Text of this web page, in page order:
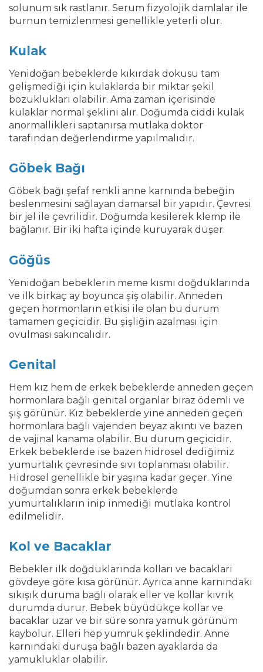
solunum sık rastlanır. Serum fizyolojik damlalar ile
burnun temizlenmesi genellikle yeterli olur.
Kulak
Yenidoğan bebeklerde kıkırdak dokusu tam
gelişmediği için kulaklarda bir miktar şekil
bozuklukları olabilir. Ama zaman içerisinde
kulaklar normal şeklini alır. Doğumda ciddi kulak
anormallikleri saptanırsa mutlaka doktor
tarafından değerlendirme yapılmalıdır.
Göbek Bağı
Göbek bağı şefaf renkli anne karnında bebeğin
beslenmesini sağlayan damarsal bir yapıdır. Çevresi
bir jel ile çevrilidir. Doğumda kesilerek klemp ile
bağlanır. Bir iki hafta içinde kuruyarak düşer.
Göğüs
Yenidoğan bebeklerin meme kısmı doğduklarında
ve ilk birkaç ay boyunca şiş olabilir. Anneden
geçen hormonların etkisi ile olan bu durum
tamamen geçicidir. Bu şişliğin azalması için
ovulması sakıncalıdır.
Genital
Hem kız hem de erkek bebeklerde anneden geçen
hormonlara bağlı genital organlar biraz ödemli ve
şiş görünür. Kız bebeklerde yine anneden geçen
hormonlara bağlı vajenden beyaz akıntı ve bazen
de vajinal kanama olabilir. Bu durum geçicidir.
Erkek bebeklerde ise bazen hidrosel dediğimiz
yumurtalık çevresinde sıvı toplanması olabilir.
Hidrosel genellikle bir yaşına kadar geçer. Yine
doğumdan sonra erkek bebeklerde
yumurtalıkların inip inmediği mutlaka kontrol
edilmelidir.
Kol ve Bacaklar
Bebekler ilk doğduklarında kolları ve bacakları
gövdeye göre kısa görünür. Ayrıca anne karnındaki
sıkışık duruma bağlı olarak eller ve kollar kıvrık
durumda durur. Bebek büyüdükçe kollar ve
bacaklar uzar ve bir süre sonra yamuk görünüm
kaybolur. Elleri hep yumruk şeklindedir. Anne
karnındaki duruşa bağlı bazen ayaklarda da
yamukluklar olabilir.